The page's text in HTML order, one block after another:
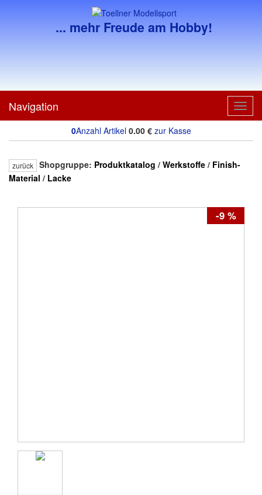
... mehr Freude am Hobby!
Navigation
0Anzahl Artikel 0.00€ zur Kasse
zurück Shopgruppe: Produktkatalog / Werkstoffe / Finish-
Material / Lacke
-9 %